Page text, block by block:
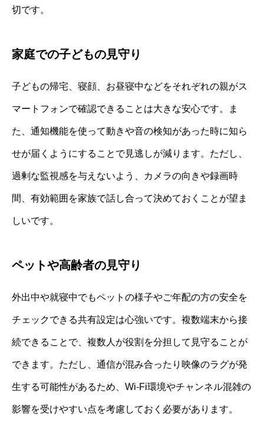
切です。
家庭での子どもの見守り
子どもの帰宅、寝顔、お昼寝中などをそれぞれの親がス
マートフォンで確認できることは大きな安心です。ま
た、通知機能を使って動きや音の検知があった時に知ら
せが届くようにすることで見逃しが減ります。ただし、
過剰な監視感を与えないよう、カメラの向きや録画時
間、有効範囲を家族で話し合って決めておくことが望ま
しいです。
ペットや高齢者の見守り
外出中や就寝中でもペットの様子やご年配の方の安全を
チェックできる共有設定は心強いです。複数端末から接
続できることで、複数人が役割を分担して見守ることが
できます。ただし、通信が混み合ったり映像のラグが発
生する可能性があるため、Wi-Fi環境やチャンネル混雑の
影響を受けやすい点を考慮しておく必要があります。